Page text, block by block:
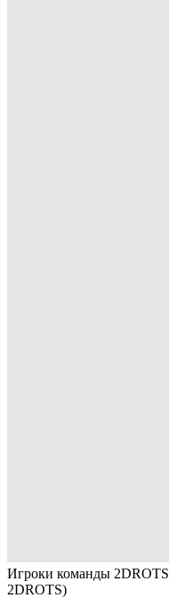
Игроки команды 2DROTS
2DROTS)